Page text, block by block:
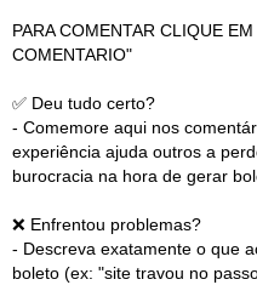
PARA COMENTAR CLIQUE
COMENTARIO"
✅ Deu tudo certo?
- Comemore aqui nos
experiência ajuda outros a
burocracia na hora de gerar
❌ Enfrentou problemas?
- Descreva exatamente o que
boleto (ex: "site travou no